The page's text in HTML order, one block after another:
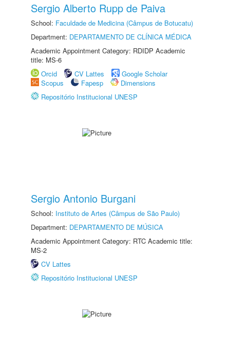
Sergio Alberto Rupp de Paiva
School: Faculdade de Medicina (Câmpus de Botucatu)
Department: DEPARTAMENTO DE CLÍNICA MÉDICA
Academic Appointment Category: RDIDP Academic
title: MS-6
Orcid
CV Lattes
Google Scholar
Scopus
Fapesp
Dimensions
Repositório Institucional UNESP
Sergio Antonio Burgani
School: Instituto de Artes (Câmpus de São Paulo)
Department: DEPARTAMENTO DE MÚSICA
Academic Appointment Category: RTC Academic title:
MS-2
CV Lattes
Repositório Institucional UNESP